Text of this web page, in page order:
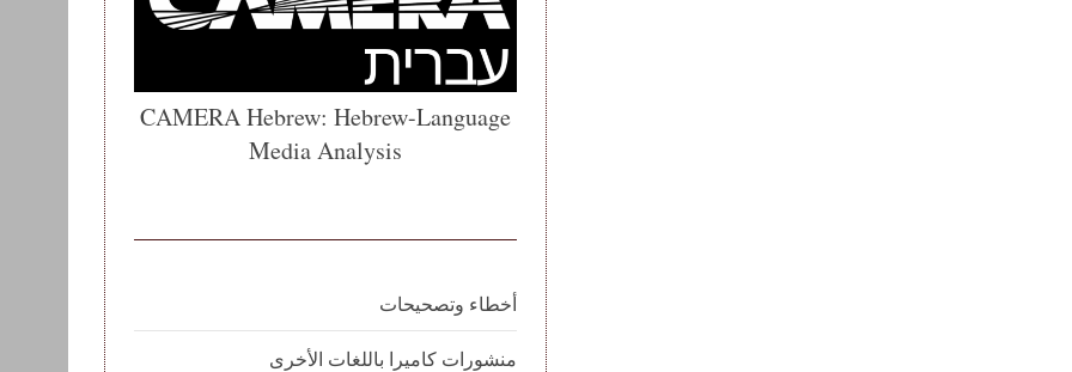
CAMERA Hebrew: Hebrew-Language
Media Analysis
أخطاء وتصحيحات
منشورات كاميرا باللغات الأخرى